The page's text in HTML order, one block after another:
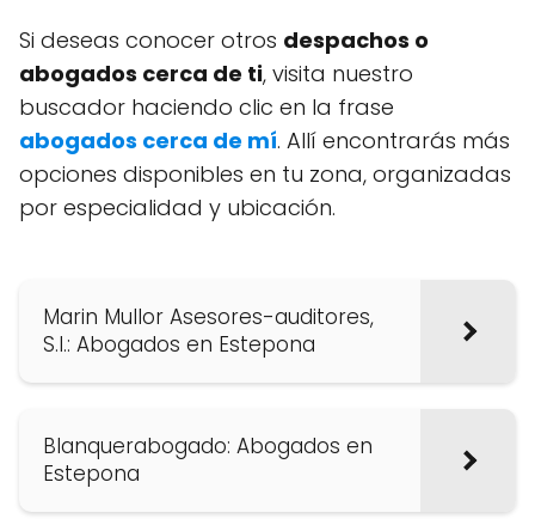
Si deseas conocer otros despachos o
abogados cerca de ti, visita nuestro
buscador haciendo clic en la frase
abogados cerca de mí. Allí encontrarás más
opciones disponibles en tu zona, organizadas
por especialidad y ubicación.
Marin Mullor Asesores-auditores,
S.l.: Abogados en Estepona
Blanquerabogado: Abogados en
Estepona